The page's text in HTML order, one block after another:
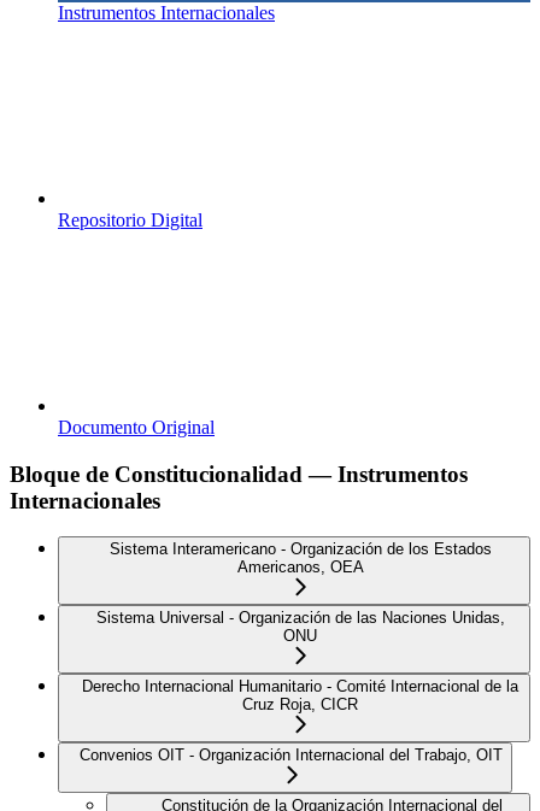
Instrumentos Internacionales
Repositorio Digital
Documento Original
Bloque de Constitucionalidad — Instrumentos
Internacionales
Sistema Interamericano - Organización de los Estados
Americanos, OEA
Sistema Universal - Organización de las Naciones Unidas,
ONU
Derecho Internacional Humanitario - Comité Internacional de la
Cruz Roja, CICR
Convenios OIT - Organización Internacional del Trabajo, OIT
Constitución de la Organización Internacional del